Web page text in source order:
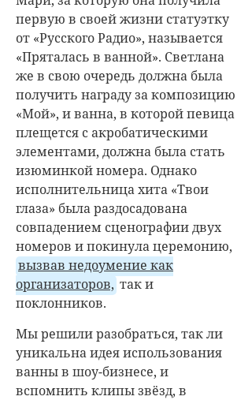
первую в своей жизни статуэтку
от «Русского Радио», называется
«Пряталась в ванной». Светлана
же в свою очередь должна была
получить награду за композицию
«Мой», и ванна, в которой певица
плещется с акробатическими
элементами, должна была стать
изюминкой номера. Однако
исполнительница хита «Твои
глаза» была раздосадована
совпадением сценографии двух
номеров и покинула церемонию,
вызвав недоумение как
организаторов, так и
поклонников.
Мы решили разобраться, так ли
уникальна идея использования
ванны в шоу-бизнесе, и
вспомнить клипы звёзд, в